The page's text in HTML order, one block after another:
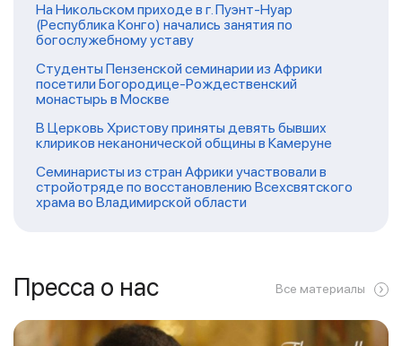
На Никольском приходе в г. Пуэнт-Нуар
(Республика Конго) начались занятия по
богослужебному уставу
Студенты Пензенской семинарии из Африки
посетили Богородице-Рождественский
монастырь в Москве
В Церковь Христову приняты девять бывших
клириков неканонической общины в Камеруне
Семинаристы из стран Африки участвовали в
стройотряде по восстановлению Всехсвятского
храма во Владимирской области
Пресса о нас Все материалы